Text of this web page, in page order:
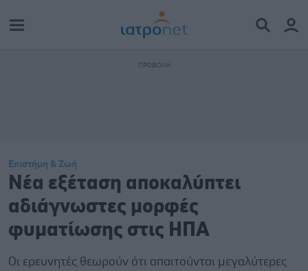
Επιστήμη & Ζωή
Νέα εξέταση αποκαλύπτει
αδιάγνωστες μορφές
φυματίωσης στις ΗΠΑ
Οι ερευνητές θεωρούν ότι απαιτούνται μεγαλύτερες